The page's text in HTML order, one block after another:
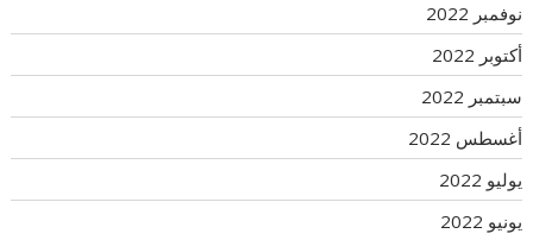
نوفمبر 2022
أكتوبر 2022
سبتمبر 2022
أغسطس 2022
يوليو 2022
يونيو 2022